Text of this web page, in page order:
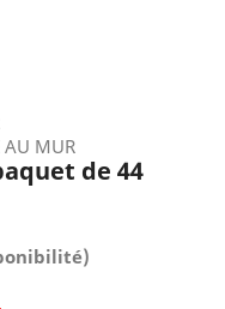
AU MUR
de 44